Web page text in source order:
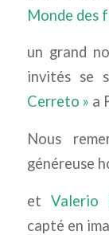
Monde des
un grand
invités se
Cerreto » a
Nous
généreuse
et Valerio
capté en